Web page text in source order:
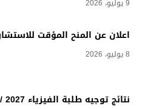
9 يوليو، 2026
اعلان عن المنح المؤقت للاستشارة 34 -
8 يوليو، 2026
نتائج توجيه طلبة الفيزياء 2027 / 2026